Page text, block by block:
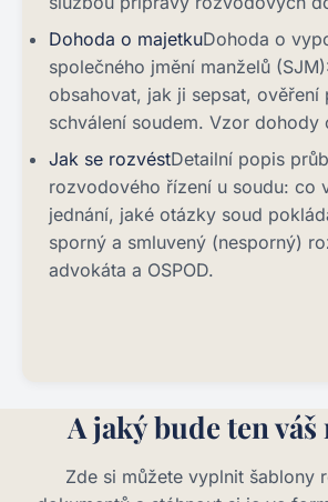
Dohoda o majetkuDohoda o
společného jmění manželů
obsahovat, jak ji sepsat, ověření
schválení soudem. Vzor dohody
Jak se rozvéstDetailní popis
rozvodového řízení u soudu: co
jednání, jaké otázky soud
sporný a smluvený (nesporný)
advokáta a OSPOD.
A jaký bude ten
Zde si můžete vyplnit šablony